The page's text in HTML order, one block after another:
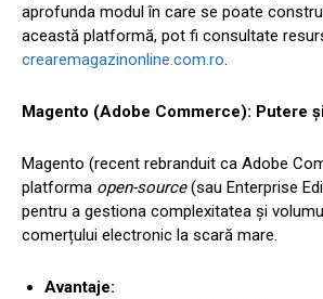
aprofunda modul în care se poate
această platformă, pot fi consultate
crearemagazinonline.com.ro.
Magento (Adobe Commerce): Putere
Magento (recent rebranduit ca Adobe
platforma open-source(sau Enterprise
pentru a gestiona complexitatea și
comerțului electronic la scară mare.
Avantaje: